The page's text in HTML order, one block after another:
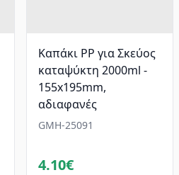
Καπάκι PP για Σκεύος
καταψύκτη 2000ml -
155x195mm,
αδιαφανές
GMH-25091
4.10€